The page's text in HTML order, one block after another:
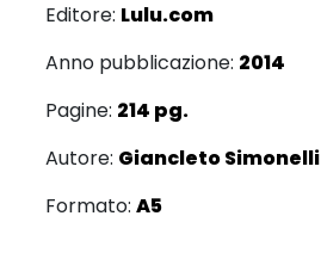
Editore: Lulu.com
Anno pubblicazione: 2014
Pagine: 214 pg.
Autore: Giancleto Simonelli
Formato: A5